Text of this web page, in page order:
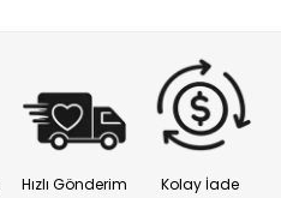
Hızlı Gönderim Kolay İade